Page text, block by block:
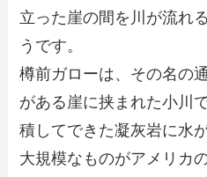
立った崖の間を川が流れ
うです。
樽前ガローは、その名の
がある崖に挟まれた小川
積してできた凝灰岩に水
大規模なものがアメリカ